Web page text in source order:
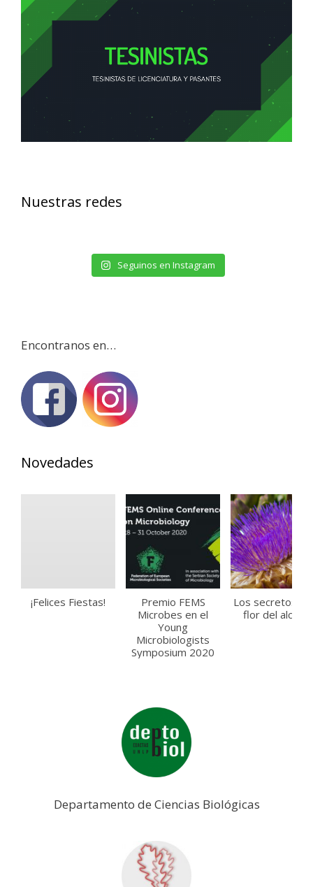
Nuestras redes
Seguinos en Instagram
Encontranos en…
Novedades
¡Felices Fiestas!
Premio FEMS
Microbes en el
Young
Microbiologists
Symposium 2020
Los secretos
flor del alcaucil
Departamento de Ciencias Biológicas